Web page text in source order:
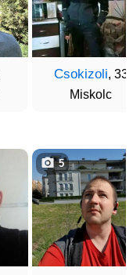
Csokizoli, 33
Miskolc
5